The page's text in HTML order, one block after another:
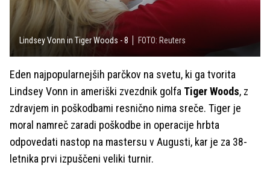
Lindsey Vonn in Tiger Woods - 8 FOTO: Reuters
Eden najpopularnejših parčkov na svetu, ki ga tvorita
Lindsey Vonn in ameriški zvezdnik golfa Tiger Woods, z
zdravjem in poškodbami resnično nima sreče. Tiger je
moral namreč zaradi poškodbe in operacije hrbta
odpovedati nastop na mastersu v Augusti, kar je za 38-
letnika prvi izpuščeni veliki turnir.